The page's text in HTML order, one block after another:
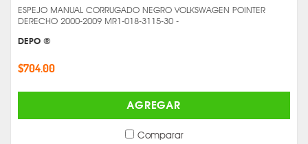
ESPEJO MANUAL CORRUGADO NEGRO VOLKSWAGEN POINTER
DERECHO 2000-2009 MR1-018-3115-30 -
DEPO ®
$704.00
AGREGAR
Comparar